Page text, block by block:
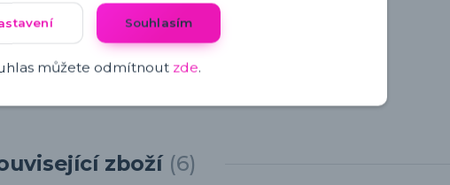
zboží 6
Souhlasím
můžete odmítnout zde.